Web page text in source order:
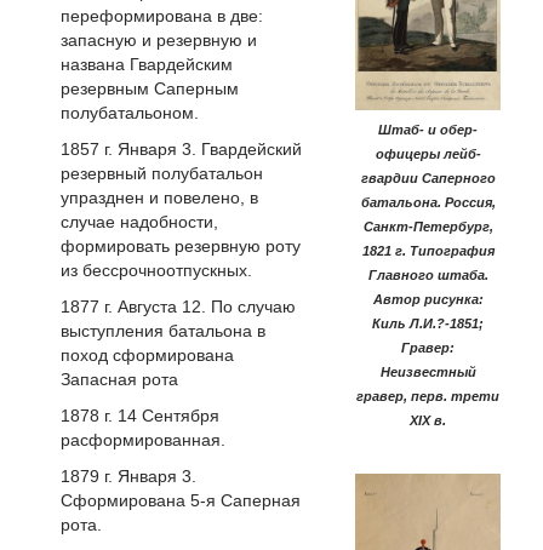
Штаб- и обер-
офицеры лейб-
гвардии Саперного
батальона. Россия,
Санкт-Петербург,
1821 г. Типография
Главного штаба.
Автор рисунка:
Киль Л.И.?-1851;
Гравер:
Неизвестный
гравер, перв. трети
XIX в.
переформирована в две:
запасную и резервную и
названа Гвардейским
резервным Саперным
полубатальоном.
1857 г. Января 3. Гвардейский
резервный полубатальон
упразднен и повелено, в
случае надобности,
формировать резервную роту
из бессрочноотпускных.
1877 г. Августа 12. По случаю
выступления батальона в
поход сформирована
Запасная рота
1878 г. 14 Сентября
расформированная.
1879 г. Января 3.
Сформирована 5-я Саперная
рота.